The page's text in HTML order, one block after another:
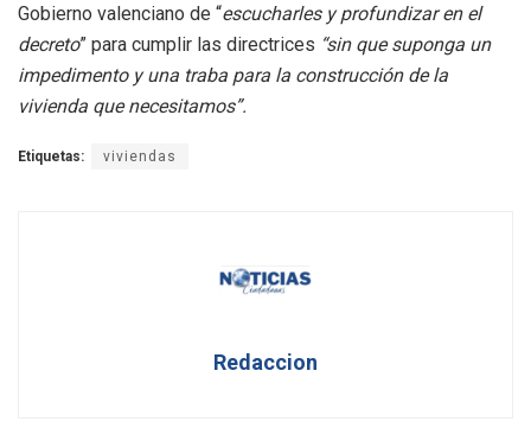
Gobierno valenciano de “escucharles y profundizar en el
decreto” para cumplir las directrices “sin que suponga un
impedimento y una traba para la construcción de la
vivienda que necesitamos”.
Etiquetas: viviendas
Redaccion